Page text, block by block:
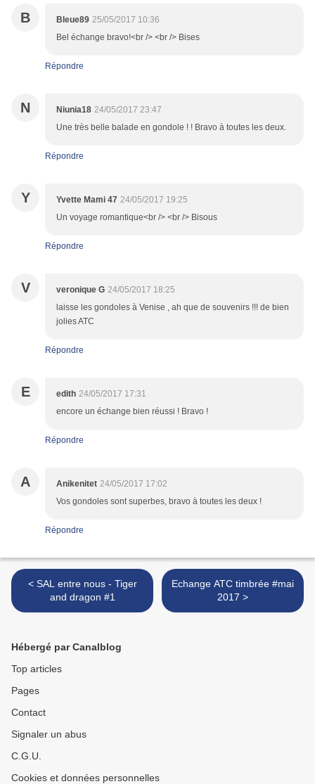
B Bleue89 25/05/2017 10:36
Bel échange bravo!<br /> <br /> Bises
Répondre
N Niunia18 24/05/2017 23:47
Une très belle balade en gondole ! ! Bravo à toutes les deux.
Répondre
Y Yvette Mami 47 24/05/2017 19:25
Un voyage romantique<br /> <br /> Bisous
Répondre
V veronique G 24/05/2017 18:25
laisse les gondoles à Venise , ah que de souvenirs !!! de bien
jolies ATC
Répondre
E edith 24/05/2017 17:31
encore un échange bien réussi ! Bravo !
Répondre
A Anikenitet 24/05/2017 17:02
Vos gondoles sont superbes, bravo à toutes les deux !
Répondre
< SAL entre nous - Tiger
and dragon #1
Echange ATC timbrée #mai
2017 >
Hébergé par Canalblog
Top articles
Pages
Contact
Signaler un abus
C.G.U.
Cookies et données personnelles